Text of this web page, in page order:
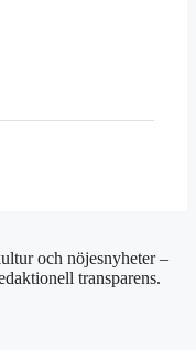
och nöjesnyheter –
transparens.